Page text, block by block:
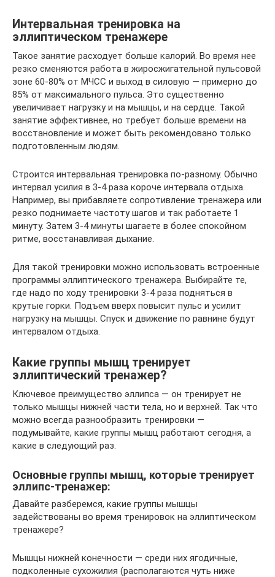
Интервальная тренировка на
эллиптическом тренажере
Такое занятие расходует больше калорий. Во время нее
резко сменяются работа в жиросжигательной пульсовой
зоне 60-80% от МЧСС и выход в силовую — примерно до
85% от максимального пульса. Это существенно
увеличивает нагрузку и на мышцы, и на сердце. Такой
занятие эффективнее, но требует больше времени на
восстановление и может быть рекомендовано только
подготовленным людям.
Строится интервальная тренировка по-разному. Обычно
интервал усилия в 3-4 раза короче интервала отдыха.
Например, вы прибавляете сопротивление тренажера или
резко поднимаете частоту шагов и так работаете 1
минуту. Затем 3-4 минуты шагаете в более спокойном
ритме, восстанавливая дыхание.
Для такой тренировки можно использовать встроенные
программы эллиптического тренажера. Выбирайте те,
где надо по ходу тренировки 3-4 раза подняться в
крутые горки. Подъем вверх повысит пульс и усилит
нагрузку на мышцы. Спуск и движение по равнине будут
интервалом отдыха.
Какие группы мышц тренирует
эллиптический тренажер?
Ключевое преимущество эллипса — он тренирует не
только мышцы нижней части тела, но и верхней. Так что
можно всегда разнообразить тренировки —
подумывайте, какие группы мышц работают сегодня, а
какие в следующий раз.
Основные группы мышц, которые тренирует
эллипс-тренажер:
Давайте разберемся, какие группы мышцы
задействованы во время тренировок на эллиптическом
тренажере?
Мышцы нижней конечности — среди них ягодичные,
подколенные сухожилия (располагаются чуть ниже